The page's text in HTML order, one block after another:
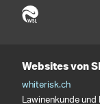
Websites von
whiterisk.ch